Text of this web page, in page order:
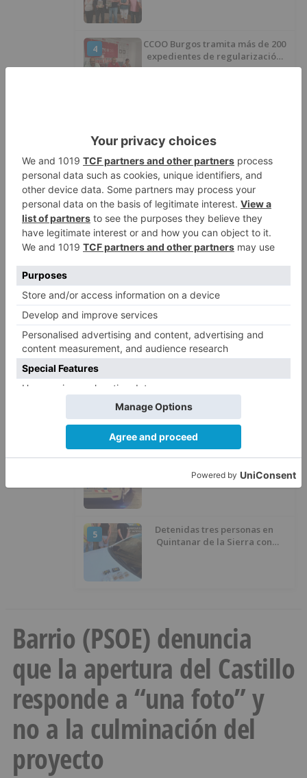
4
CCOO Burgos tramita más de 200
expedientes de regularización
de inmigrantes
llevan seis meses sin la
plagas
LO ÚLTIMO
1
Felix Gall asalta el liderato con
una exhibición en El Escudo
2
refuerzo del Burgos CF para la
temporada 2026/27
3
Lizancos ha sido operado con
éxito del menisco de su rodilla
izquierda
4
Detienen a un joven de 27 años
por el robo de cableado y por
atentado contra los agentes
5
Detenidas tres personas en
Quintanar de la Sierra con
Barrio (PSOE) denuncia
que la apertura del Castillo
responde a “una foto” y
no a la culminación del
proyecto